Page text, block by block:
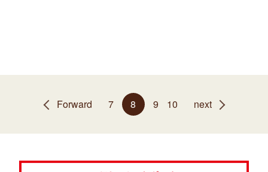
Forward 7 8 9 10 next